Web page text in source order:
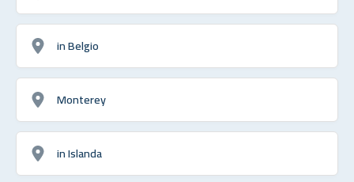
in Belgio
Monterey
in Islanda